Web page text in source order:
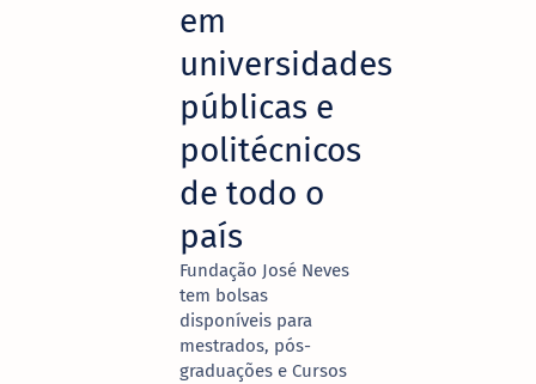
em
universidades
públicas e
politécnicos
de todo o
país
Fundação José Neves
tem bolsas
disponíveis para
mestrados, pós-
graduações e Cursos